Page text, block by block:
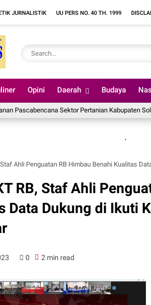
JURNALISTIK UU PERS NO. 40 TH. 1999
Opini Daerah Budaya
Sektor Pertanian Kabupaten Solok,
.
Penguatan RB Himbau Benahi Kualitas Data Dukung di
RB, Staf Ahli
Data Dukung di Ikuti
0 2 min read